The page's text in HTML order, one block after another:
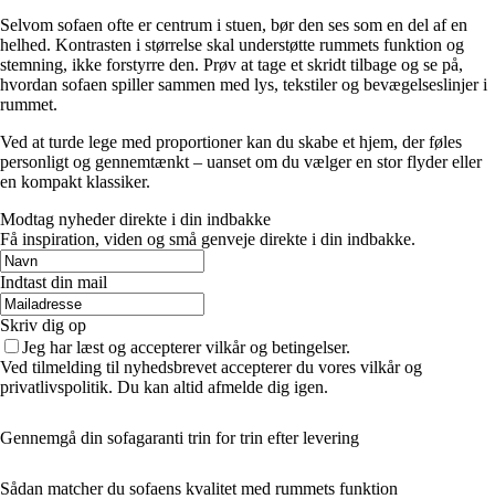
Selvom sofaen ofte er centrum i stuen, bør den ses som en del af en
helhed. Kontrasten i størrelse skal understøtte rummets funktion og
stemning, ikke forstyrre den. Prøv at tage et skridt tilbage og se på,
hvordan sofaen spiller sammen med lys, tekstiler og bevægelseslinjer i
rummet.
Ved at turde lege med proportioner kan du skabe et hjem, der føles
personligt og gennemtænkt – uanset om du vælger en stor flyder eller
en kompakt klassiker.
Modtag nyheder direkte i din indbakke
Få inspiration, viden og små genveje direkte i din indbakke.
Indtast din mail
Skriv dig op
Jeg har læst og accepterer vilkår og betingelser.
Ved tilmelding til nyhedsbrevet accepterer du vores vilkår og
privatlivspolitik. Du kan altid afmelde dig igen.
Gennemgå din sofagaranti trin for trin efter levering
Sådan matcher du sofaens kvalitet med rummets funktion